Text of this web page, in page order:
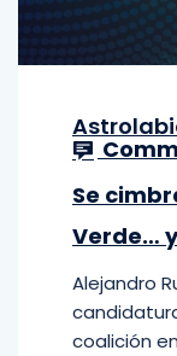
Se
Verde…
Alejandro
coalición